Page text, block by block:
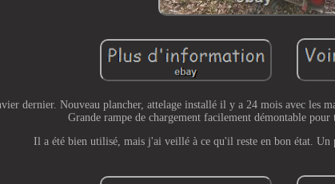
dernier. Nouveau plancher, attelage installé il y a 24 mois avec les
Grande rampe de chargement facilement démontable pour
Il a été bien utilisé, mais j'ai veillé à ce qu'il reste en bon état. Un